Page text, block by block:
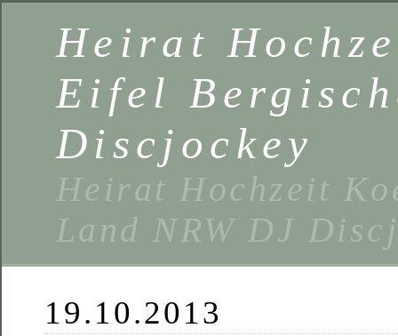
Heirat
Eifel
Discjockey
Heirat Hochzeit
Land NRW DJ
19.10.2013